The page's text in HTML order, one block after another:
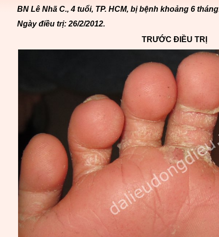
BN Lê Nhã C., 4 tuổi, TP. HCM, bị bệnh khoảng 6
Ngày điều trị: 26/2/2012.
TRƯỚC ĐIỀU TRỊ